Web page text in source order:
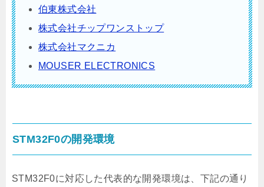
伯東株式会社
株式会社チップワンストップ
株式会社マクニカ
MOUSER ELECTRONICS
STM32F0の開発環境
STM32F0に対応した代表的な開発環境は、下記の通り